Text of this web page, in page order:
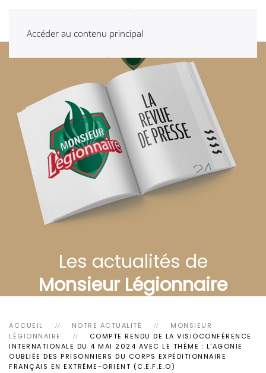
Accéder au contenu principal
Les actualités de
Monsieur Légionnaire
ACCUEIL NOTRE ACTUALITÉ
MONSIEUR
LÉGIONNAIRE
COMPTE RENDU DE LA VISIOCONFÉRENCE
INTERNATIONALE DU 4 MAI 2024 AVEC LE THÈME : L'AGONIE
OUBLIÉE DES PRISONNIERS DU CORPS EXPÉDITIONNAIRE
FRANÇAIS EN EXTRÊME-ORIENT (C.E.F.E.O)